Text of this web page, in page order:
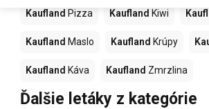
Kaufland Pizza Kaufland Kiwi
Kaufland Maslo Kaufland Krúpy
Kaufland Káva Kaufland Zmrzlina
Ďalšie letáky z kategórie